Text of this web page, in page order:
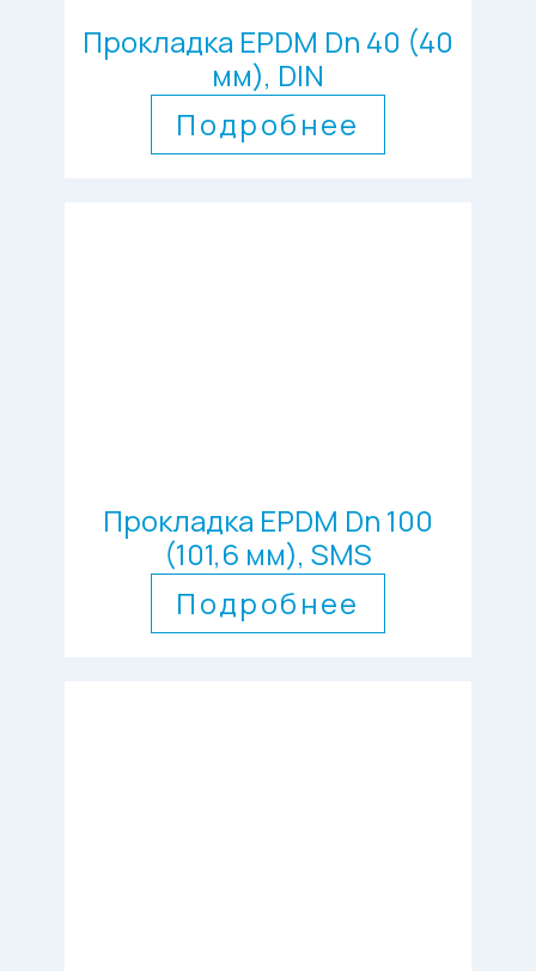
Прокладка EPDM Dn 40 (40
мм), DIN
Подробнее
Прокладка EPDM Dn 100
(101,6 мм), SMS
Подробнее